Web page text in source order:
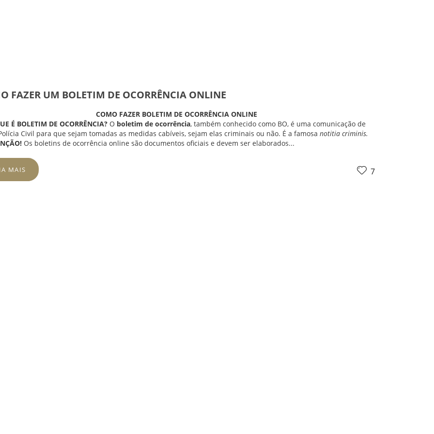
FAZER UM BOLETIM DE OCORRÊNCIA ONLINE
COMO FAZER BOLETIM DE OCORRÊNCIA ONLINE
É BOLETIM DE OCORRÊNCIA? O boletim de ocorrência, também conhecido como BO, é uma comunicação de
Civil para que sejam tomadas as medidas cabíveis, sejam elas criminais ou não. É a famosa notitia criminis.
Os boletins de ocorrência online são documentos oficiais e devem ser elaborados...
MAIS 7